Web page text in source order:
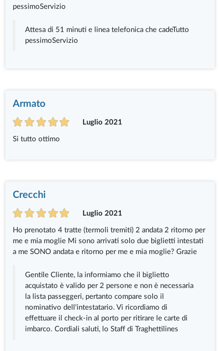
pessimoServizio
Attesa di 51 minuti e linea telefonica che cadeTutto
pessimoServizio
Armato
Luglio 2021
Si tutto ottimo
Crecchi
Luglio 2021
Ho prenotato 4 tratte (termoli tremiti) 2 andata 2 ritorno per
me e mia moglie Mi sono arrivati solo due biglietti intestati
a me SONO andata e ritorno per me e mia moglie? Grazie
Gentile Cliente, la informiamo che il biglietto
acquistato è valido per 2 persone e non è necessaria
la lista passeggeri, pertanto compare solo il
nominativo dell'intestatario. Vi ricordiamo di
effettuare il check-in al porto per ritirare le carte di
imbarco. Cordiali saluti, lo Staff di Traghettilines